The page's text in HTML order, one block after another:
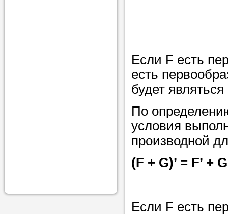
Больше не
голову, к
помощью -
Nado5.ru!
Наши
Если F есть
есть
будет
По
условия
производной
(F + G)’ = F’ +
Если F есть